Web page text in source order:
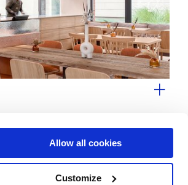
Allow all cookies
Customize